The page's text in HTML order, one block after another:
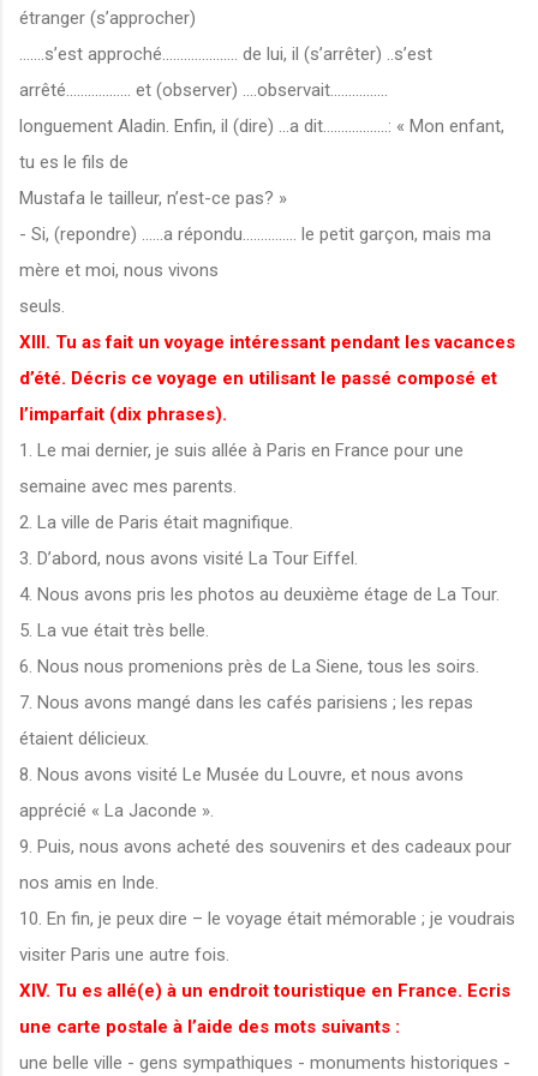
étranger (s’approcher)
.......s’est approché..................... de lui, il (s’arrêter) ..s’est
arrêté.................. et (observer) ....observait................
longuement Aladin. Enfin, il (dire) ...a dit..................: « Mon enfant,
tu es le fils de
Mustafa le tailleur, n’est-ce pas? »
- Si, (repondre) ......a répondu............... le petit garçon, mais ma
mère et moi, nous vivons
seuls.
XIII. Tu as fait un voyage intéressant pendant les vacances
d’été. Décris ce voyage en utilisant le passé composé et
l’imparfait (dix phrases).
1. Le mai dernier, je suis allée à Paris en France pour une
semaine avec mes parents.
2. La ville de Paris était magnifique.
3. D’abord, nous avons visité La Tour Eiffel.
4. Nous avons pris les photos au deuxième étage de La Tour.
5. La vue était très belle.
6. Nous nous promenions près de La Siene, tous les soirs.
7. Nous avons mangé dans les cafés parisiens ; les repas
étaient délicieux.
8. Nous avons visité Le Musée du Louvre, et nous avons
apprécié « La Jaconde ».
9. Puis, nous avons acheté des souvenirs et des cadeaux pour
nos amis en Inde.
10. En fin, je peux dire – le voyage était mémorable ; je voudrais
visiter Paris une autre fois.
XIV. Tu es allé(e) à un endroit touristique en France. Ecris
une carte postale à l’aide des mots suivants :
une belle ville - gens sympathiques - monuments historiques -